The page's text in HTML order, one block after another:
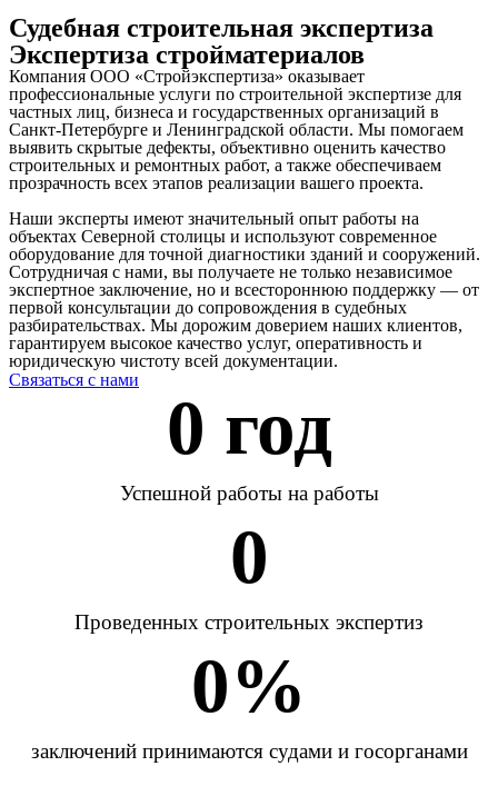
Судебная строительная экспертиза
Экспертиза стройматериалов
Компания ООО «Стройэкспертиза» оказывает
профессиональные услуги по строительной экспертизе для
частных лиц, бизнеса и государственных организаций в
Санкт-Петербурге и Ленинградской области. Мы помогаем
выявить скрытые дефекты, объективно оценить качество
строительных и ремонтных работ, а также обеспечиваем
прозрачность всех этапов реализации вашего проекта.
Наши эксперты имеют значительный опыт работы на
объектах Северной столицы и используют современное
оборудование для точной диагностики зданий и сооружений.
Сотрудничая с нами, вы получаете не только независимое
экспертное заключение, но и всестороннюю поддержку — от
первой консультации до сопровождения в судебных
разбирательствах. Мы дорожим доверием наших клиентов,
гарантируем высокое качество услуг, оперативность и
юридическую чистоту всей документации.
Связаться с нами
0 год
Успешной работы на работы
0
Проведенных строительных экспертиз
0%
заключений принимаются судами и госорганами